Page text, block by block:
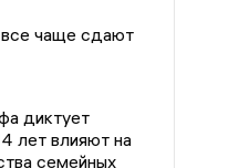
чаще сдают
диктует
лет влияют на
семейных